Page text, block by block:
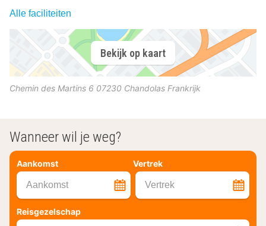
Alle faciliteiten
Bekijk op kaart
Chemin des Martins 6 07230 Chandolas Frankrijk
Wanneer wil je weg?
Aankomst Vertrek
Aankomst Vertrek
Reisgezelschap